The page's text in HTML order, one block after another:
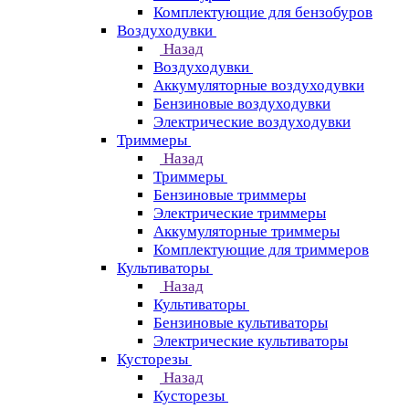
Комплектующие для бензобуров
Воздуходувки
Назад
Воздуходувки
Аккумуляторные воздуходувки
Бензиновые воздуходувки
Электрические воздуходувки
Триммеры
Назад
Триммеры
Бензиновые триммеры
Электрические триммеры
Аккумуляторные триммеры
Комплектующие для триммеров
Культиваторы
Назад
Культиваторы
Бензиновые культиваторы
Электрические культиваторы
Кусторезы
Назад
Кусторезы